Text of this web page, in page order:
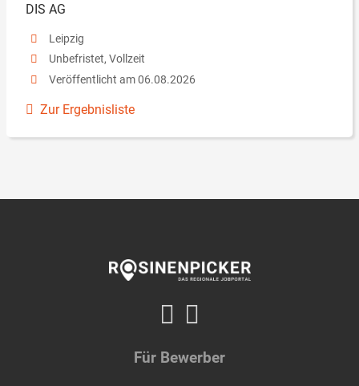
DIS AG
Leipzig
Unbefristet, Vollzeit
Veröffentlicht am 06.08.2026
Zur Ergebnisliste
Für Bewerber